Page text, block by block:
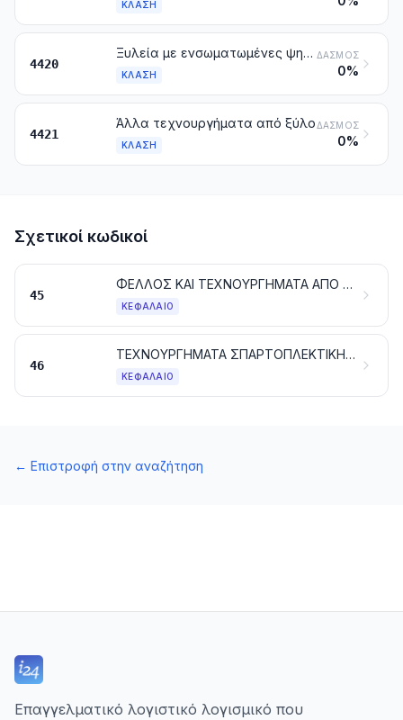
ΚΛΆΣΗ
4420
Ξυλεία με ενσωματωμένες ψηφίδες και ξυλεία με κολλημένα διακοσμητικά στοιχεία. Μικρά κιβώτια, θήκες για τιμαλφή και θήκες για κοσμήματα ή χρυσαφικά και παρόμοια τεχνουργήματα, από ξύλο. Αγαλματάκια και άλλα είδη στολισμού, από ξύλο. Είδη επιπλώσεως, από ξύλο, που δεν υπάγονται στο κεφάλαιο 94
ΚΛΆΣΗ
ΔΑΣΜΌΣ
0%
4421
Άλλα τεχνουργήματα από ξύλο
ΚΛΆΣΗ
ΔΑΣΜΌΣ
0%
Σχετικοί κωδικοί
45
ΦΕΛΛΟΣ ΚΑΙ ΤΕΧΝΟΥΡΓΗΜΑΤΑ ΑΠΟ ΦΕΛΛΟ
ΚΕΦΆΛΑΙΟ
46
ΤΕΧΝΟΥΡΓΗΜΑΤΑ ΣΠΑΡΤΟΠΛΕΚΤΙΚΗΣ ΚΑΙ ΚΑΛΑΘΟΠΟΙΙΑΣ
ΚΕΦΆΛΑΙΟ
← Επιστροφή στην αναζήτηση
Επαγγελματικό λογιστικό λογισμικό που